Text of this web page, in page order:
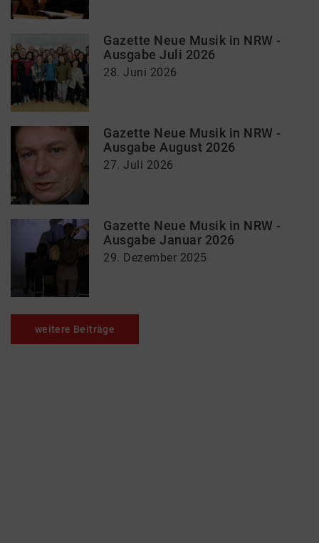
Gazette Neue Musik in NRW -
Ausgabe Juli 2026
28. Juni 2026
Gazette Neue Musik in NRW -
Ausgabe August 2026
27. Juli 2026
Gazette Neue Musik in NRW -
Ausgabe Januar 2026
29. Dezember 2025
weitere Beiträge